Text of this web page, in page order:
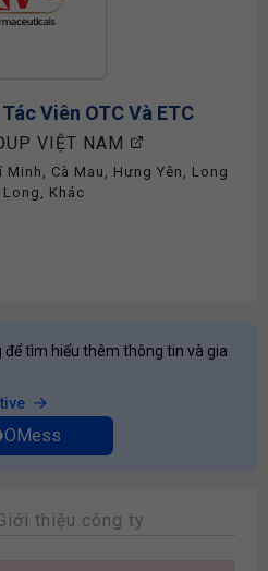
Viên OTC Và ETC
VIỆT NAM
Minh , Cà Mau , Hưng Yên , Long
Long , Khác
để tìm hiểu thêm thông tin và gia
OMess
thiệu công ty